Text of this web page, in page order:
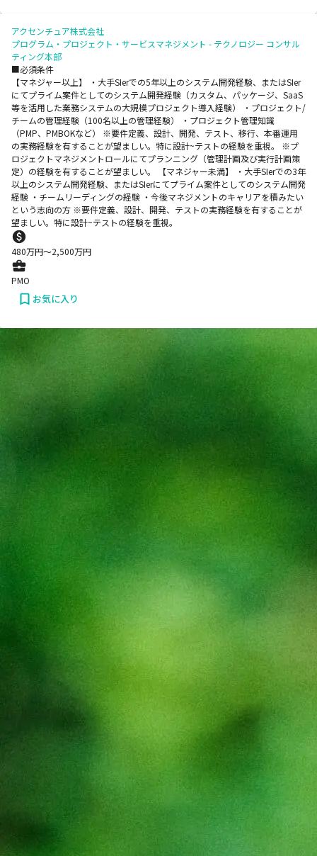
アクセンチュア株式会社
プログラム・プロジェクト・サービスマネジメント - テクノロジー コンサル
ティング本部
■必須条件
【マネジャー以上】 ・大手SIerでの5年以上のシステム開発経験、またはSIer
にてプライム案件としてのシステム開発経験（カスタム、パッケージ、SaaS
等を活用した業務システムの大規模プロジェクト導入経験） ・プロジェクト/
チームの管理経験（100名以上の管理経験） ・プロジェクト管理知識
（PMP、PMBOKなど） ※要件定義、設計、開発、テスト、移行、本番運用
の実務経験を有することが望ましい。特に設計~テストの経験を重視。 ※プ
ロジェクトマネジメントロールにてプランニング（管理計画及び実行計画策
定）の経験を有することが望ましい。 【マネジャー未満】 ・大手SIerでの3年
以上のシステム開発経験、またはSIerにてプライム案件としてのシステム開発
経験 ・チームリーディングの経験 ・今後マネジメントのキャリアを積みたい
という志向の方 ※要件定義、設計、開発、テストの実務経験を有することが
望ましい。特に設計~テストの経験を重視。
480万円〜2,500万円
PMO
お気に入り